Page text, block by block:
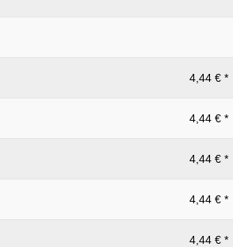
4,44 € *
4,44 € *
4,44 € *
4,44 € *
4,44 € *